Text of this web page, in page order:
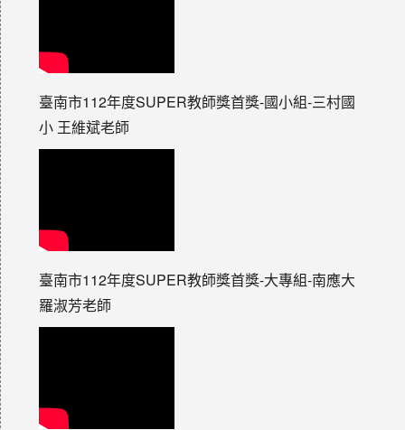
臺南市112年度SUPER教師獎首獎-國小組-三村國
小 王維斌老師
臺南市112年度SUPER教師獎首獎-大專組-南應大
羅淑芳老師